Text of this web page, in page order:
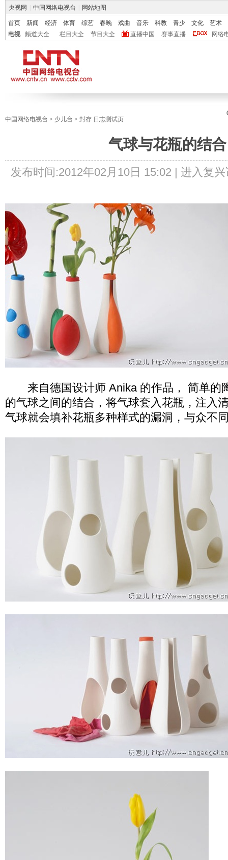
央视网 中国网络电视台 网站地图
首页 新闻 经济 体育 综艺 春晚 戏曲 音乐 科教 青少 文化
艺术
电视
频道大全 栏目大全 节目大全 直播中国 赛事直播 网络
中国网络电视台 > 少儿台 > 封存 日志测试页
气球与花瓶的结合
发布时间:2012年02月10日 15:02 | 进入复兴
来自德国设计师 Anika 的作品， 简单的
的气球之间的结合，将气球套入花瓶，注入
气球就会填补花瓶多种样式的漏洞，与众不